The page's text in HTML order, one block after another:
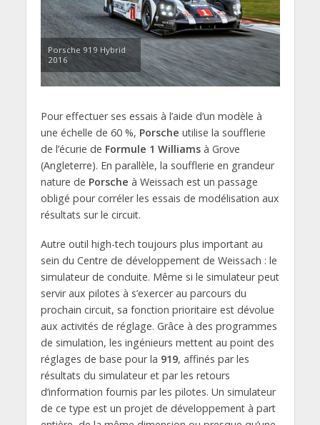
Porsche 919 Hybrid
2016
Pour effectuer ses essais à l’aide d’un modèle à
une échelle de 60 %, Porsche utilise la soufflerie
de l’écurie de Formule 1 Williamsà Grove
(Angleterre). En parallèle, la soufflerie en grandeur
nature de Porsche à Weissach est un passage
obligé pour corréler les essais de modélisation aux
résultats sur le circuit.
Autre outil high-tech toujours plus important au
sein du Centre de développement de Weissach : le
simulateur de conduite. Même si le simulateur peut
servir aux pilotes à s’exercer au parcours du
prochain circuit, sa fonction prioritaire est dévolue
aux activités de réglage. Grâce à des programmes
de simulation, les ingénieurs mettent au point des
réglages de base pour la 919, affinés par les
résultats du simulateur et par les retours
d’information fournis par les pilotes. Un simulateur
de ce type est un projet de développement à part